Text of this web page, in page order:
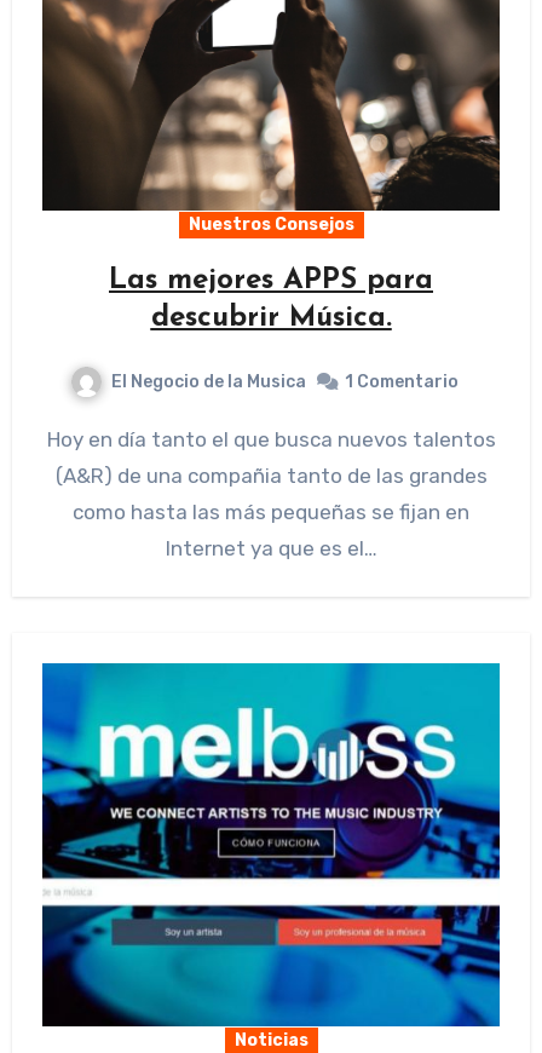
Nuestros Consejos
Las mejores APPS para
descubrir Música.
El Negocio de la Musica 1 Comentario
Hoy en día tanto el que busca nuevos talentos
(A&R) de una compañia tanto de las grandes
como hasta las más pequeñas se fijan en
Internet ya que es el…
Noticias